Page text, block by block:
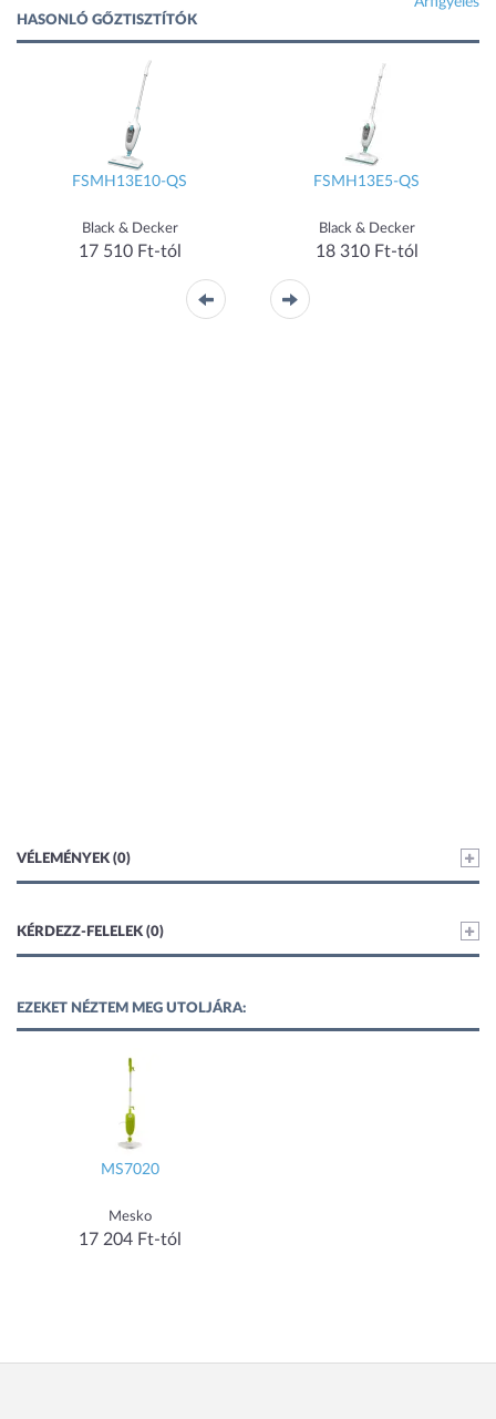
HASONLÓ GŐZTISZTÍTÓK
FSMH13E10-QS
Black & Decker
17 510 Ft-tól
FSMH13E5-QS
Black & Decker
18 310 Ft-tól
VÉLEMÉNYEK (0)
KÉRDEZZ-FELELEK (0)
EZEKET NÉZTEM MEG UTOLJÁRA:
MS7020
Mesko
17 204 Ft-tól